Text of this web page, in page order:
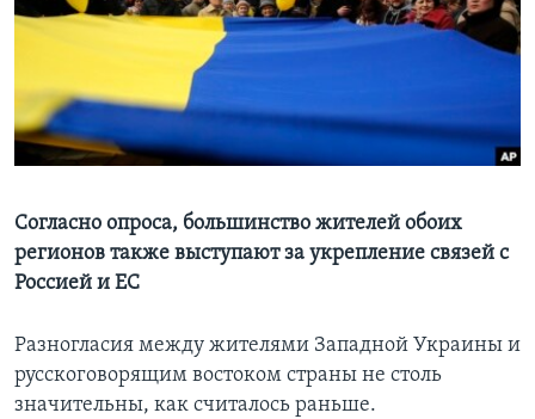
Learning English
СОЦИАЛЬНЫЕ СЕТИ
Языки
Согласно опроса, большинство жителей обоих
регионов также выступают за укрепление связей с
Россией и ЕС
Разногласия между жителями Западной Украины и
русскоговорящим востоком страны не столь
значительны, как считалось раньше.